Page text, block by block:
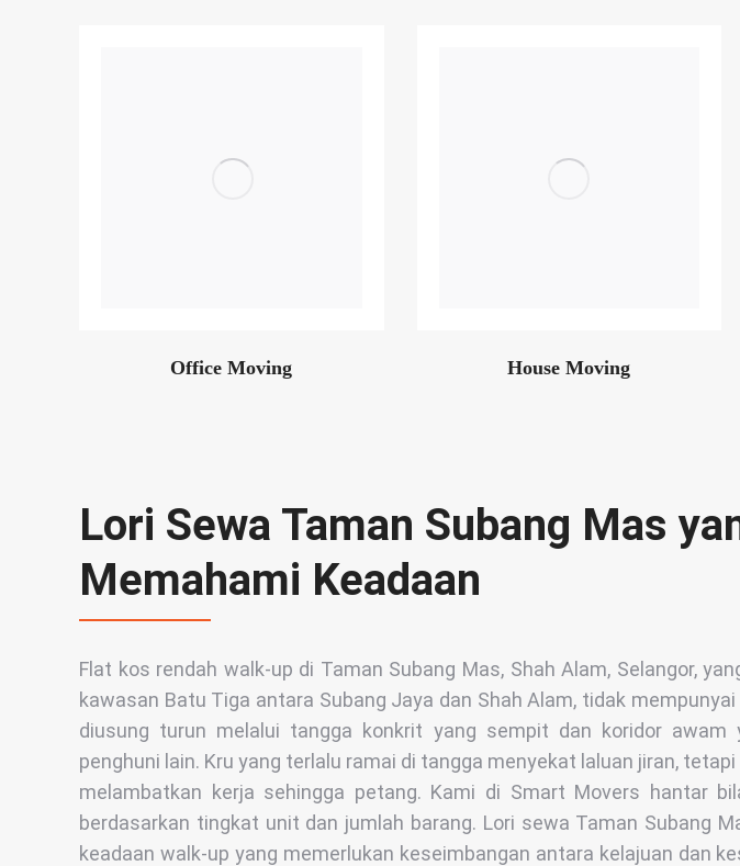
Office Moving House Moving
Lori Sewa Taman Subang Mas
Memahami Keadaan
Flat kos rendah walk-up di Taman Subang Mas, Shah Alam, Selangor,
kawasan Batu Tiga antara Subang Jaya dan Shah Alam, tidak
diusung turun melalui tangga konkrit yang sempit dan koridor awam
penghuni lain. Kru yang terlalu ramai di tangga menyekat laluan jiran,
melambatkan kerja sehingga petang. Kami di Smart Movers hantar
berdasarkan tingkat unit dan jumlah barang. Lori sewa Taman Subang
keadaan walk-up yang memerlukan keseimbangan antara kelajuan dan